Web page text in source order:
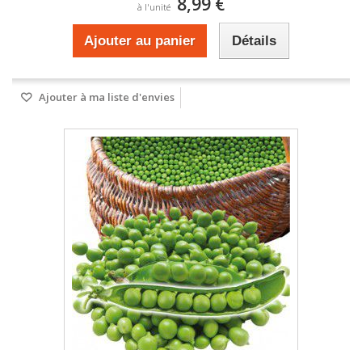
à l'unité
Ajouter au panier Détails
Ajouter à ma liste d'envies